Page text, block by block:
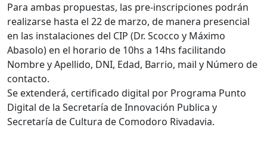
Para ambas propuestas, las pre-inscripciones podrán
realizarse hasta el 22 de marzo, de manera presencial
en las instalaciones del CIP (Dr. Scocco y Máximo
Abasolo) en el horario de 10hs a 14hs facilitando
Nombre y Apellido, DNI, Edad, Barrio, mail y Número de
contacto.
Se extenderá, certificado digital por Programa Punto
Digital de la Secretaría de Innovación Publica y
Secretaría de Cultura de Comodoro Rivadavia.